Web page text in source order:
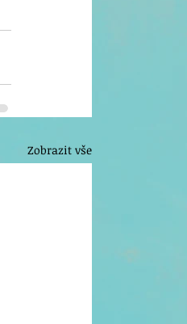
Zobrazit vše